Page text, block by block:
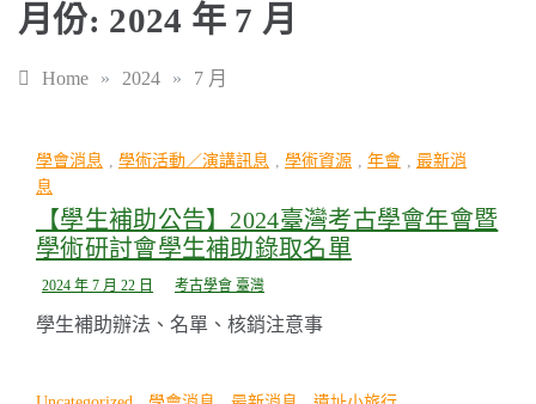
月份: 2024 年 7 月
Home » 2024 » 7 月
學會消息 學術活動／演講訊息 學術資源 年會
最新消
息
【學生補助公告】2024臺灣考古學會年會暨
學術研討會學生補助錄取名單
2024 年 7 月 22 日 考古學會 臺灣
學生補助辦法、名單、核銷注意事